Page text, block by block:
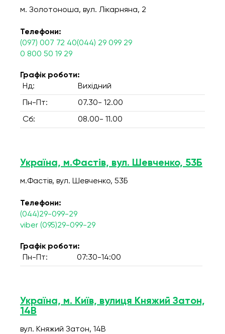
м. Золотоноша, вул. Лікарняна, 2
Телефони:
(097) 007 72 40(044) 29 099 29
0 800 50 19 29
Графік роботи:
Нд:
Вихідний
Пн-Пт: 07.30- 12.00
Сб: 08.00- 11.00
Україна, м.Фастів, вул. Шевченко, 53Б
м.Фастів, вул. Шевченко, 53Б
Телефони:
(044)29-099-29
viber (095)29-099-29
Графік роботи:
Пн-Пт:
07:30-14:00
Україна, м. Київ, вулиця Княжий Затон,
14В
вул. Княжий Затон, 14В